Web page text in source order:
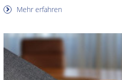
Mehr erfahren